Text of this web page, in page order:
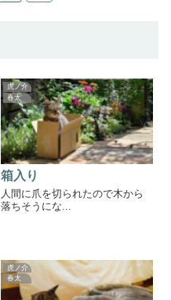
虎ノ介
春太
箱入り
人間に爪を切られたので木から
落ちそうにな...
虎ノ介
春太